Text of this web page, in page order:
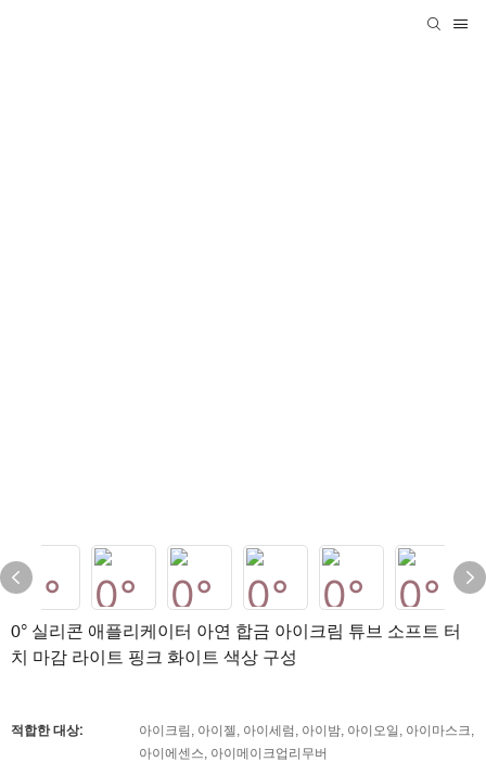
0° 실리콘 애플리케이터 아연 합금 아이크림 튜브 소프트 터
치 마감 라이트 핑크 화이트 색상 구성
적합한 대상:
아이크림, 아이젤, 아이세럼, 아이밤, 아이오일, 아이마스크,
아이에센스, 아이메이크업리무버